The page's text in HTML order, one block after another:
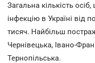
Загальна кількість
інфекцію в Україні від
тисяч. Найбільш
Чернівецька, Івано-
Тернопільська.